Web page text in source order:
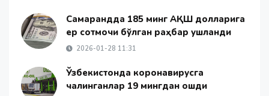
Самарқандда 185 минг АҚШ долларига
ер сотмоқчи бўлган раҳбар ушланди
2026-01-28 11:31
Ўзбекистонда коронавирусга
чалинганлар 19 мингдан ошди